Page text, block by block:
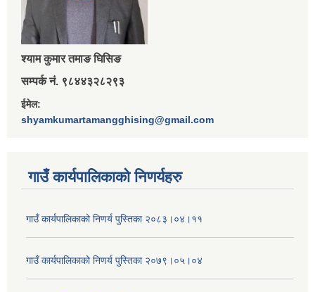
श्‍याम कुमार तमाङ घिसिङ
सम्पर्क नं. ९८४४३२८२९३
ईमेल:
shyamkumartamangghising@gmail.com
गाउँ कार्यपालिकाकाे निणर्यहरु
गाउँ कार्यपालिकाको निणर्य पुस्तिका २०८३।०४।११
गाउँ कार्यपालिकाको निणर्य पुस्तिका २०७९।०५।०४